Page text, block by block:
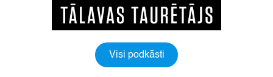
Visi podkāsti